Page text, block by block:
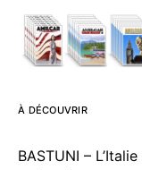
À DÉCOUVRIR
BASTUNI –